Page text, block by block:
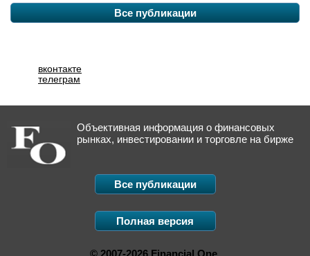
Все публикации
вконтакте
телеграм
Объективная информация о финансовых
рынках, инвестировании и торговле на бирже
Все публикации
Полная версия
© 2007-2026 Financial One.